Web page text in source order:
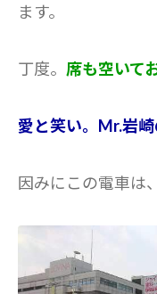
ます。
丁度。 席も空いて
愛と笑い。Mr.岩崎
因みにこの電車は